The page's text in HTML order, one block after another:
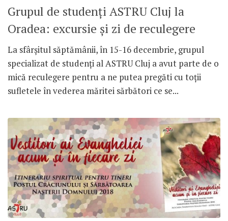
Grupul de studenți ASTRU Cluj la
Oradea: excursie și zi de reculegere
La sfârșitul săptămânii, în 15-16 decembrie, grupul
specializat de studenți al ASTRU Cluj a avut parte de o
mică reculegere pentru a ne putea pregăti cu toții
sufletele în vederea măritei sărbători ce se...